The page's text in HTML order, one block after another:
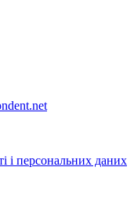
і персональних даних